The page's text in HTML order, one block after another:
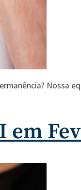
Nossa
em